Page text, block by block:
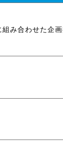
み合わせた企